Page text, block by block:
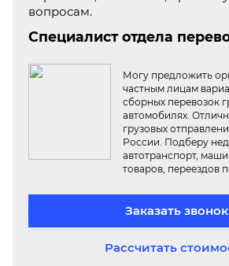
вопросам.
Специалист отдела
Могу предложить
частным лицам
сборных перевозок
автомобилях.
грузовых
России. Подберу
автотранспорт,
товаров, переездов
Заказать звонок
Рассчитать